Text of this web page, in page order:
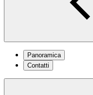
Panoramica
Contatti